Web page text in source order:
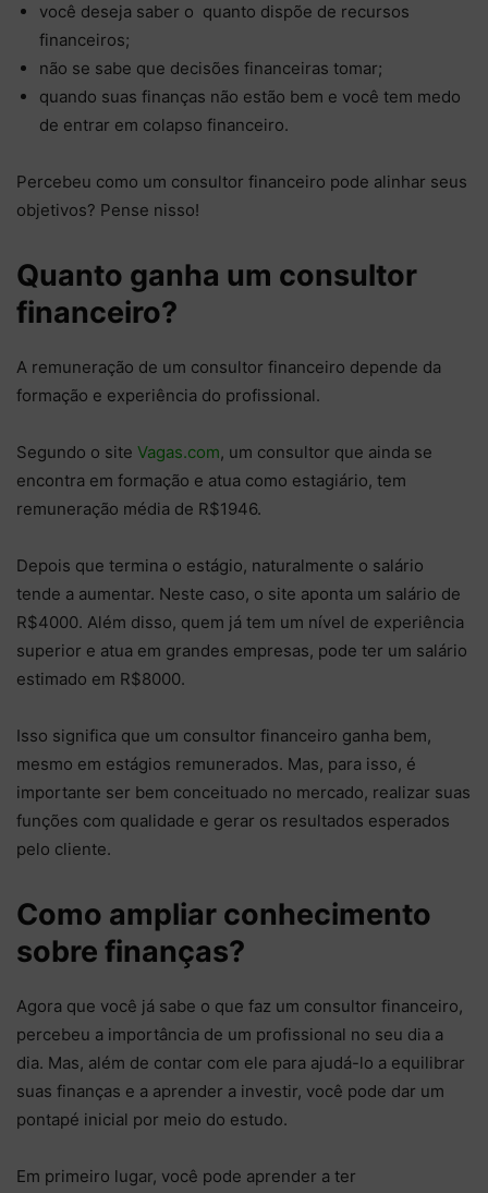
você deseja saber o quanto dispõe de recursos
financeiros;
não se sabe que decisões financeiras tomar;
quando suas finanças não estão bem e você tem medo
de entrar em colapso financeiro.
Percebeu como um consultor financeiro pode alinhar seus
objetivos? Pense nisso!
Quanto ganha um consultor
financeiro?
A remuneração de um consultor financeiro depende da
formação e experiência do profissional.
Segundo o site Vagas.com, um consultor que ainda se
encontra em formação e atua como estagiário, tem
remuneração média de R$1946.
Depois que termina o estágio, naturalmente o salário
tende a aumentar. Neste caso, o site aponta um salário de
R$4000. Além disso, quem já tem um nível de experiência
superior e atua em grandes empresas, pode ter um salário
estimado em R$8000.
Isso significa que um consultor financeiro ganha bem,
mesmo em estágios remunerados. Mas, para isso, é
importante ser bem conceituado no mercado, realizar suas
funções com qualidade e gerar os resultados esperados
pelo cliente.
Como ampliar conhecimento
sobre finanças?
Agora que você já sabe o que faz um consultor financeiro,
percebeu a importância de um profissional no seu dia a
dia. Mas, além de contar com ele para ajudá-lo a equilibrar
suas finanças e a aprender a investir, você pode dar um
pontapé inicial por meio do estudo.
Em primeiro lugar, você pode aprender a ter